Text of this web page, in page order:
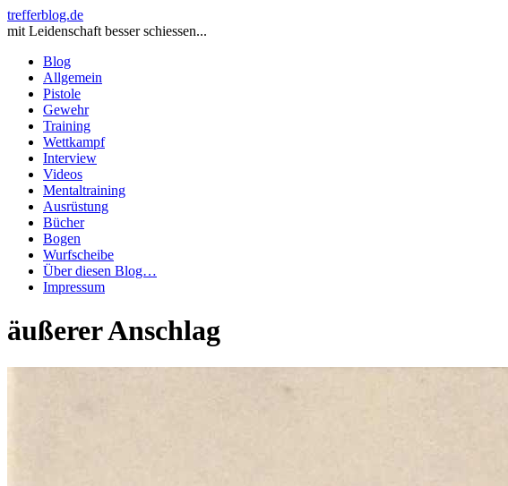
trefferblog.de
mit Leidenschaft besser schiessen...
Blog
Allgemein
Pistole
Gewehr
Training
Wettkampf
Interview
Videos
Mentaltraining
Ausrüstung
Bücher
Bogen
Wurfscheibe
Über diesen Blog…
Impressum
äußerer Anschlag